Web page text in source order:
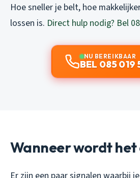
Hoe sneller je belt, hoe
lossen is. Direct hulp nodig? Bel
NU BEREIKBAAR
BEL 085 019
Wanneer wordt